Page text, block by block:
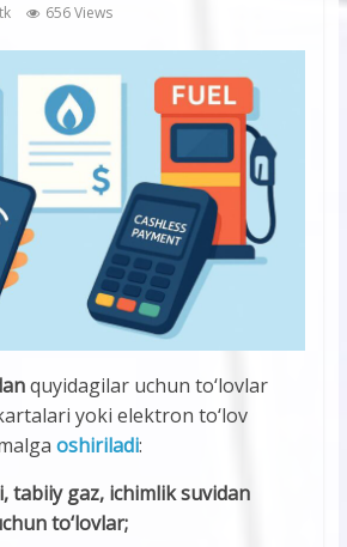
656 Views
quyidagilar uchun to‘lovlar
yoki elektron to‘lov
oshiriladi:
tabiiy gaz, ichimlik suvidan
to‘lovlar;